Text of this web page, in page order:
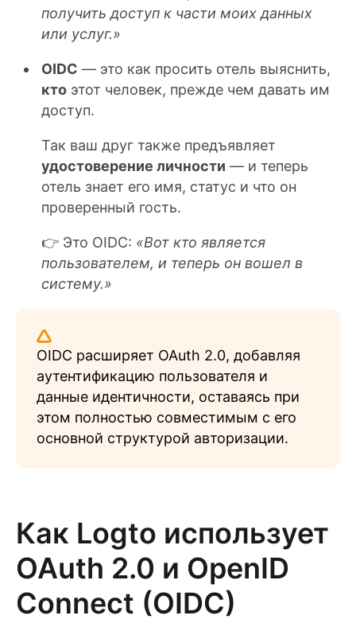
получить доступ к части моих данных
или услуг.»
OIDC — это как просить отель выяснить,
кто этот человек, прежде чем давать им
доступ.
Так ваш друг также предъявляет
удостоверение личности — и теперь
отель знает его имя, статус и что он
проверенный гость.
👉 Это OIDC: «Вот кто является
пользователем, и теперь он вошел в
систему.»
OIDC расширяет OAuth 2.0, добавляя
аутентификацию пользователя и
данные идентичности, оставаясь при
этом полностью совместимым с его
основной структурой авторизации.
Как Logto использует
OAuth 2.0 и OpenID
Connect (OIDC)